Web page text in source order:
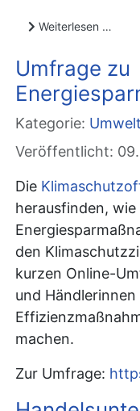
Weiterlesen …
Umfrage zu
Kategorie: Umwelt
Veröffentlicht:
Die
herausfinden,
den
kurzen Online-
und
machen.
Zur Umfrage: